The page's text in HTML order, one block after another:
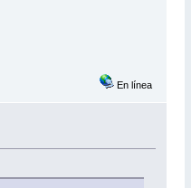
En línea